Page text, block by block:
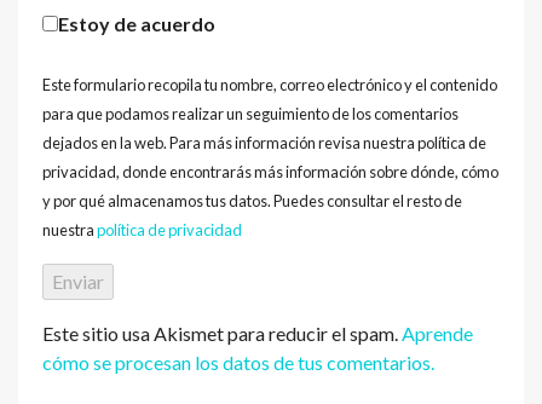
Estoy de acuerdo
Este formulario recopila tu nombre, correo electrónico y el contenido
para que podamos realizar un seguimiento de los comentarios
dejados en la web. Para más información revisa nuestra política de
privacidad, donde encontrarás más información sobre dónde, cómo
y por qué almacenamos tus datos. Puedes consultar el resto de
nuestrapolítica de privacidad
Este sitio usa Akismet para reducir el spam.Aprende
cómo se procesan los datos de tus comentarios.